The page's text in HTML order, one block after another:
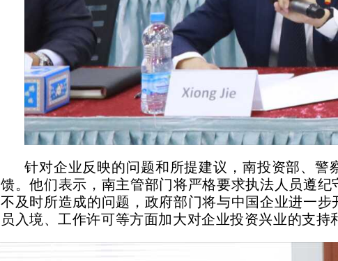
针对企业反映的问题和所提建议，南投资部、警
馈。他们表示，南主管部门将严格要求执法人员遵
不及时所造成的问题，政府部门将与中国企业进一
员入境、工作许可等方面加大对企业投资兴业的支持